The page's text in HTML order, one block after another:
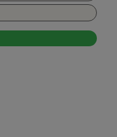
kierowcy są codziennie.